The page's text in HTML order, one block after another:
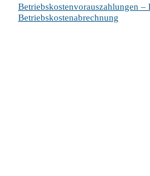
Betriebskostenvorauszahlungen –
Betriebskostenabrechnung